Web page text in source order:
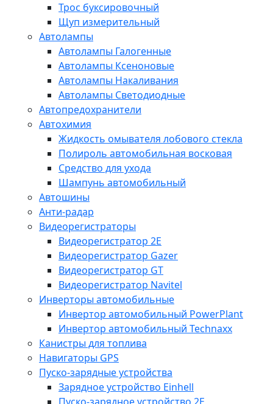
Трос буксировочный
Щуп измерительный
Автолампы
Автолампы Галогенные
Автолампы Ксеноновые
Автолампы Накаливания
Автолампы Светодиодные
Автопредохранители
Автохимия
Жидкость омывателя лобового стекла
Полироль автомобильная восковая
Средство для ухода
Шампунь автомобильный
Автошины
Анти-радар
Видеорегистраторы
Видеорегистратор 2E
Видеорегистратор Gazer
Видеорегистратор GT
Видеорегистратор Navitel
Инверторы автомобильные
Инвертор автомобильный PowerPlant
Инвертор автомобильный Technaxx
Канистры для топлива
Навигаторы GPS
Пуско-зарядные устройства
Зарядное устройство Einhell